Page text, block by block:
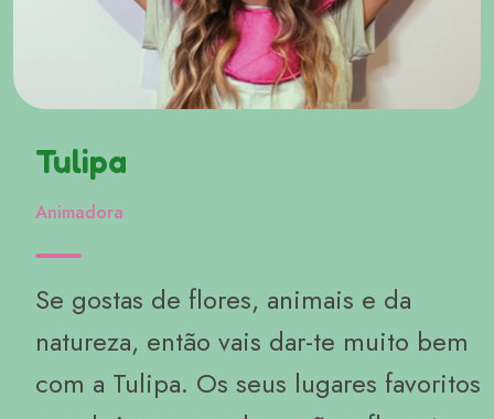
Tulipa
Animadora
Se gostas de flores, animais e da
natureza, então vais dar-te muito bem
com a Tulipa. Os seus lugares favoritos